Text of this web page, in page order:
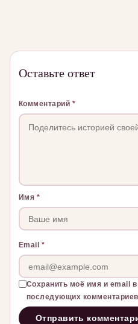
Оставьте ответ
Комментарий *
Имя *
Email *
Сохранить моё имя и email
последующих комментариев